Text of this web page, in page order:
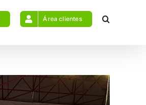
Área clientes